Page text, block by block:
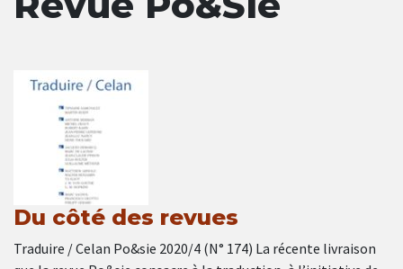
Du côté des revues
Traduire / Celan Po&sie 2020/4 (N° 174) La récente livraison